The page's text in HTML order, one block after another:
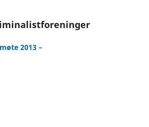
2013 –